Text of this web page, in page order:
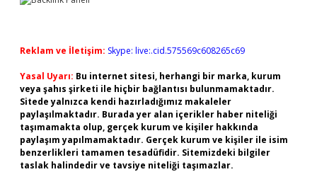
Reklam ve İletişim: Skype: live:.cid.575569c608265c69
Yasal Uyarı: Bu internet sitesi, herhangi bir marka, kurum
veya şahıs şirketi ile hiçbir bağlantısı bulunmamaktadır.
Sitede yalnızca kendi hazırladığımız makaleler
paylaşılmaktadır. Burada yer alan içerikler haber niteliği
taşımamakta olup, gerçek kurum ve kişiler hakkında
paylaşım yapılmamaktadır. Gerçek kurum ve kişiler ile isim
benzerlikleri tamamen tesadüfidir. Sitemizdeki bilgiler
taslak halindedir ve tavsiye niteliği taşımazlar.